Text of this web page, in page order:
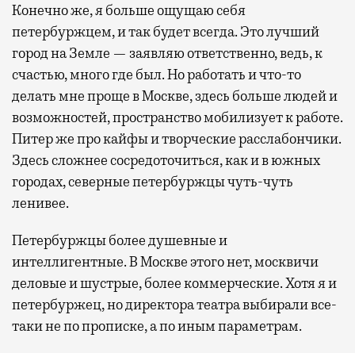
Конечно же, я больше ощущаю себя
петербуржцем, и так будет всегда. Это лучший
город на Земле — заявляю ответственно, ведь, к
счастью, много где был. Но работать и что-то
делать мне проще в Москве, здесь больше людей и
возможностей, пространство мобилизует к работе.
Питер же про кайфы и творческие расслабончики.
Здесь сложнее сосредоточиться, как и в южных
городах, северные петербуржцы чуть-чуть
ленивее.
Петербуржцы более душевные и
интеллигентные. В Москве этого нет, москвичи
деловые и шустрые, более коммерческие. Хотя я и
петербуржец, но директора театра выбирали все-
таки не по прописке, а по иным параметрам.